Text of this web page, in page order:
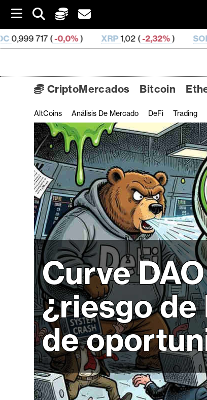
i
p
t
) XRP1,02 (-2,32%) SOL73,73 (0,49%)
C
r
i
p
t
o
M
e
r
c
a
d
o
s
B
i
t
c
o
CriptoMercados Bitcoin
AltCoins Análisis De Mercado DeFi Trading
Curve
¿riesgo
de